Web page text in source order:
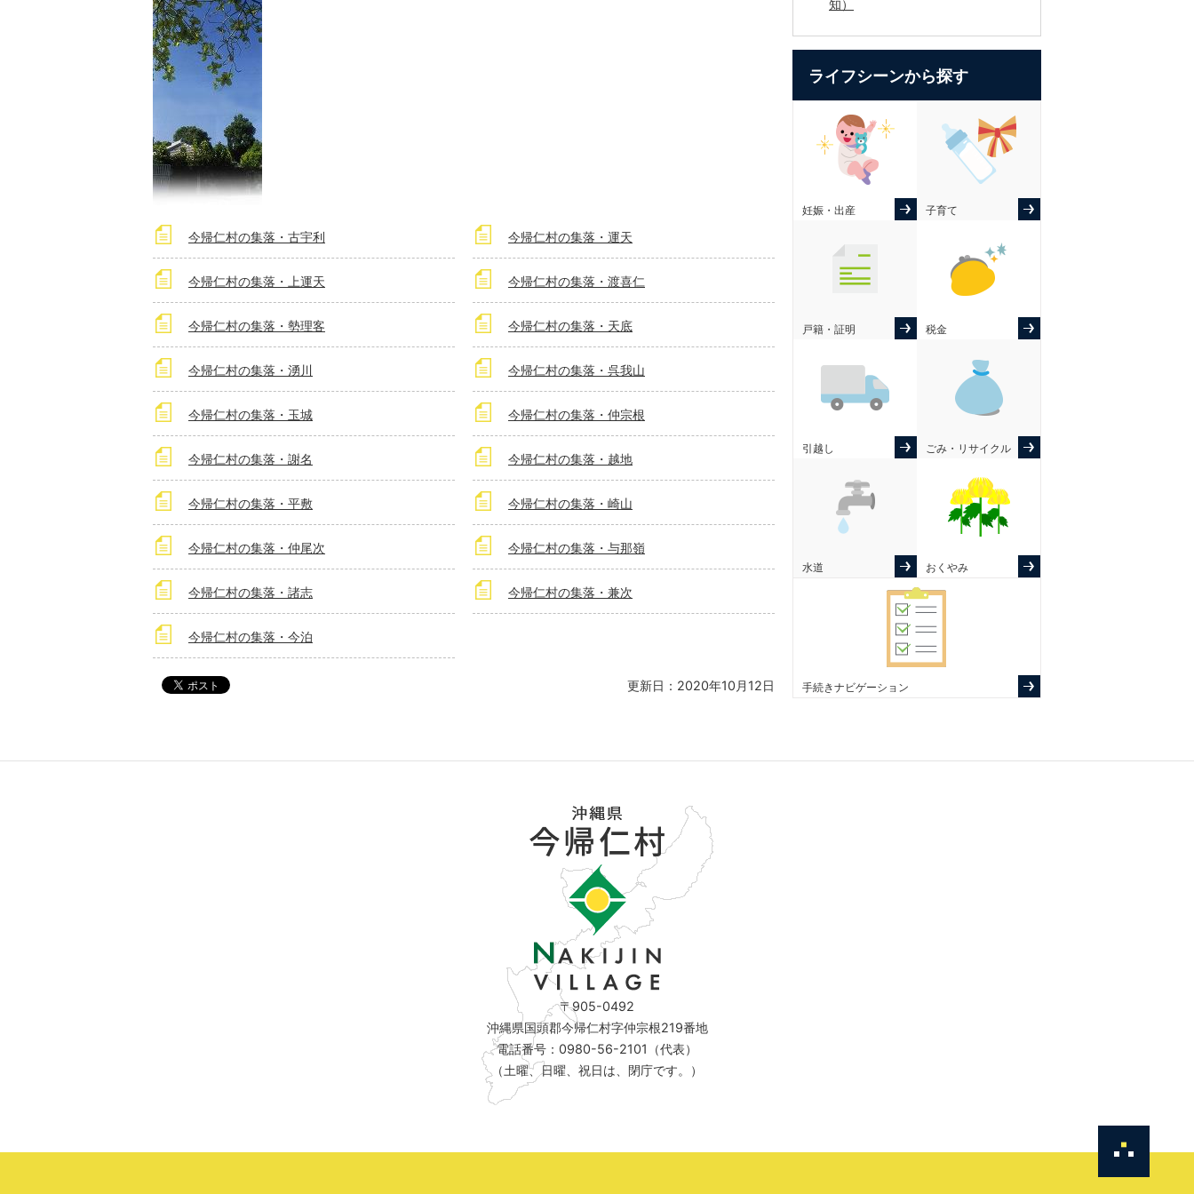
今帰仁村の集落・古宇利 今帰仁村の集落・運天
今帰仁村の集落・上運天 今帰仁村の集落・渡喜仁
今帰仁村の集落・勢理客 今帰仁村の集落・天底
今帰仁村の集落・湧川 今帰仁村の集落・呉我山
今帰仁村の集落・玉城 今帰仁村の集落・仲宗根
今帰仁村の集落・謝名 今帰仁村の集落・越地
今帰仁村の集落・平敷 今帰仁村の集落・崎山
今帰仁村の集落・仲尾次 今帰仁村の集落・与那嶺
今帰仁村の集落・諸志 今帰仁村の集落・兼次
今帰仁村の集落・今泊
更新日：2020年10月12日
知）
ライフシーンから探す
妊娠・出産 子育て
戸籍・証明 税金
引越し ごみ・リサイクル
水道 おくやみ
手続きナビゲーション
〒905-0492
沖縄県国頭郡今帰仁村字仲宗根219番地
電話番号：0980-56-2101（代表）
（土曜、日曜、祝日は、閉庁です。）